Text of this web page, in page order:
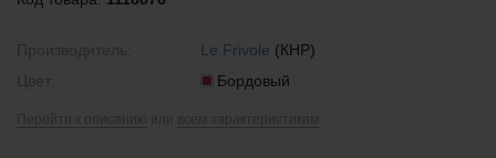
Le Frivole (КНР)
Бордовый